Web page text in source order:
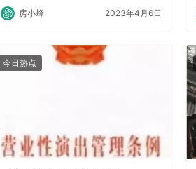
房小蜂 2023年4月6日
今日热点